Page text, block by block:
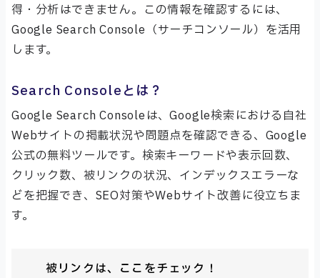
得・分析はできません。この情報を確認するには、
Google Search Console（サーチコンソール）を活用
します。
Search Consoleとは？
Google Search Consoleは、Google検索における自社
Webサイトの掲載状況や問題点を確認できる、Google
公式の無料ツールです。検索キーワードや表示回数、
クリック数、被リンクの状況、インデックスエラーな
どを把握でき、SEO対策やWebサイト改善に役立ちま
す。
被リンクは、ここをチェック！